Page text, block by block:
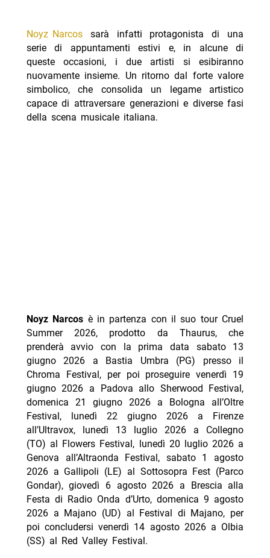
Noyz Narcossarà infatti protagonista di una
serie di appuntamenti estivi e, in alcune di
queste occasioni, i due artisti si esibiranno
nuovamente insieme. Un ritorno dal forte valore
simbolico, che consolida un legame artistico
capace di attraversare generazioni e diverse fasi
della scena musicale italiana.
Noyz Narcos è in partenza con il suo tour Cruel
Summer 2026, prodotto da Thaurus, che
prenderà avvio con la prima data sabato 13
giugno 2026 a Bastia Umbra (PG) presso il
Chroma Festival, per poi proseguire venerdì 19
giugno 2026 a Padova allo Sherwood Festival,
domenica 21 giugno 2026 a Bologna all’Oltre
Festival, lunedì 22 giugno 2026 a Firenze
all’Ultravox, lunedì 13 luglio 2026 a Collegno
(TO) al Flowers Festival, lunedì 20 luglio 2026 a
Genova all’Altraonda Festival, sabato 1 agosto
2026 a Gallipoli (LE) al Sottosopra Fest (Parco
Gondar), giovedì 6 agosto 2026 a Brescia alla
Festa di Radio Onda d’Urto, domenica 9 agosto
2026 a Majano (UD) al Festival di Majano, per
poi concludersi venerdì 14 agosto 2026 a Olbia
(SS) al Red Valley Festival.